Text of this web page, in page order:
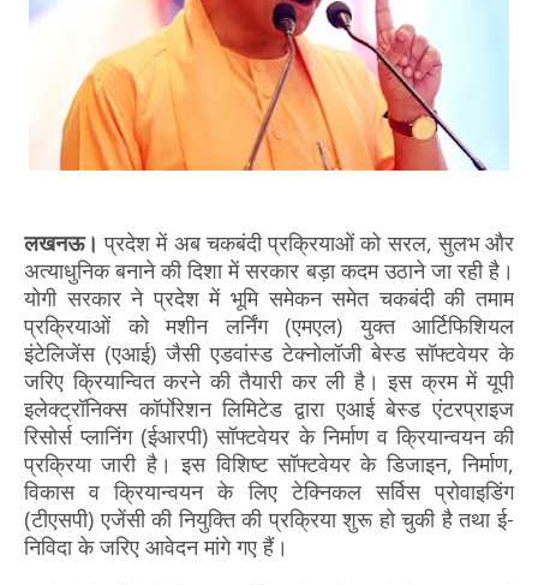
लखनऊ। प्रदेश में अब चकबंदी प्रक्रियाओं को सरल, सुलभ और
अत्याधुनिक बनाने की दिशा में सरकार बड़ा कदम उठाने जा रही है।
योगी सरकार ने प्रदेश में भूमि समेकन समेत चकबंदी की तमाम
प्रक्रियाओं को मशीन लर्निंग (एमएल) युक्त आर्टिफिशियल
इंटेलिजेंस (एआई) जैसी एडवांस्ड टेक्नोलॉजी बेस्ड सॉफ्टवेयर के
जरिए क्रियान्वित करने की तैयारी कर ली है। इस क्रम में यूपी
इलेक्ट्रॉनिक्स कॉर्पाेरेशन लिमिटेड द्वारा एआई बेस्ड एंटरप्राइज
रिसोर्स प्लानिंग (ईआरपी) सॉफ्टवेयर के निर्माण व क्रियान्वयन की
प्रक्रिया जारी है। इस विशिष्ट सॉफ्टवेयर के डिजाइन, निर्माण,
विकास व क्रियान्वयन के लिए टेक्निकल सर्विस प्रोवाइडिंग
(टीएसपी) एजेंसी की नियुक्ति की प्रक्रिया शुरू हो चुकी है तथा ई-
निविदा के जरिए आवेदन मांगे गए हैं।